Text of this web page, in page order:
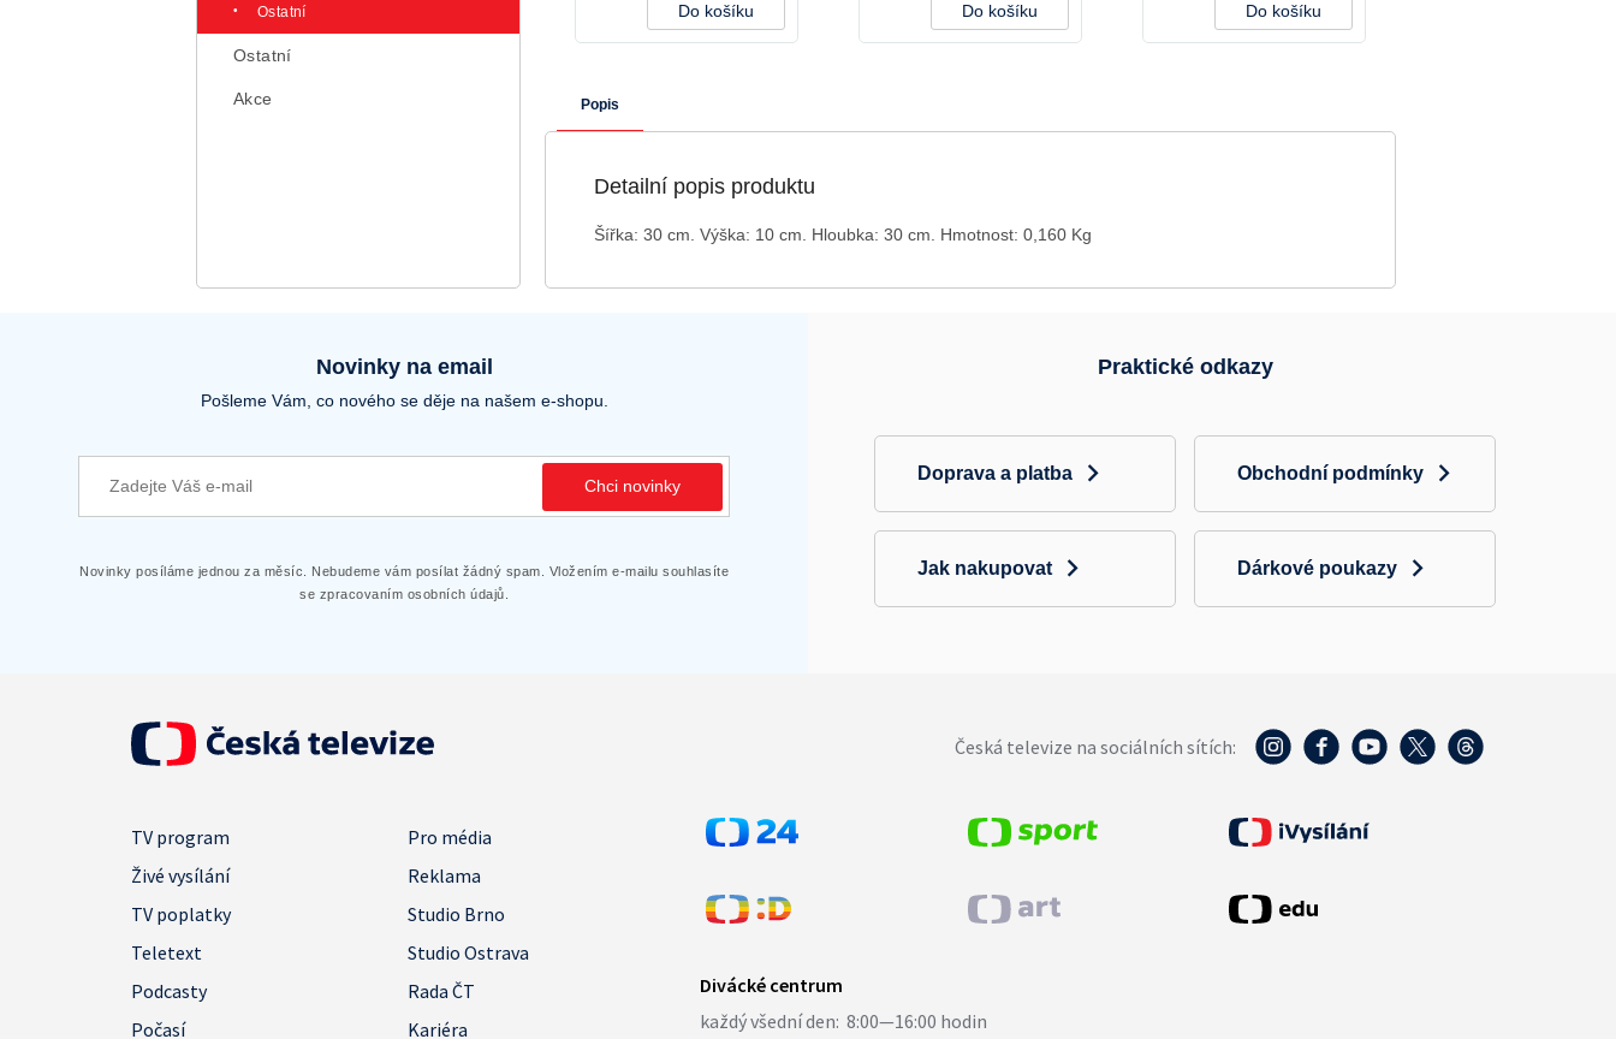
Ostatní
Ostatní
Akce
Do košíku Do košíku Do košíku
Popis
Detailní popis produktu
Šířka: 30 cm. Výška: 10 cm. Hloubka: 30 cm. Hmotnost: 0,160 Kg
Novinky na email
Pošleme Vám, co nového se děje na našem e-shopu.
Chci novinky
Novinky posíláme jednou za měsíc. Nebudeme vám posílat žádný spam. Vložením e-mailu souhlasíte
se zpracovaním osobních údajů.
Praktické odkazy
Doprava a platba Obchodní podmínky
Jak nakupovat Dárkové poukazy
Česká televize na sociálních sítích:
TV program
Pro média
Živé vysílání
Reklama
TV poplatky
Studio Brno
Teletext
Studio Ostrava
Podcasty
Rada ČT
Počasí
Kariéra